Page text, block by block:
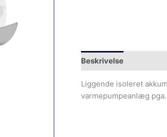
Beskrivelse
Liggende isoleret
varmepumpeanlæg